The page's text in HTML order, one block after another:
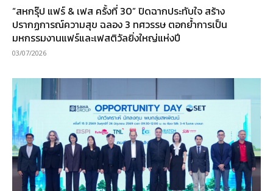
“สหกรุ๊ป แฟร์ & เฟส ครั้งที่ 30” ปิดฉากประทับใจ สร้าง
ปรากฏการณ์ความสุข ฉลอง 3 ทศวรรษ ตอกย้ำการเป็น
มหกรรมงานแฟร์และเฟสติวัลยิ่งใหญ่แห่งปี
03/07/2026